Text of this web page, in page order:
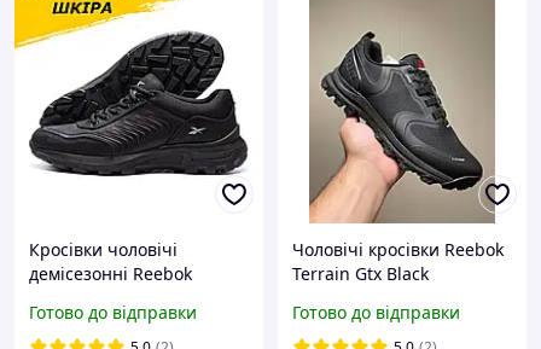
Кросівки чоловічі
демісезонні Reebok
повсякденні, Кросівки
Готово до відправки
Чоловічі кросівки Reebok
Terrain Gtx Black
Готово до відправки